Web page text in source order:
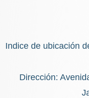
Indice de ubicación
Dirección: